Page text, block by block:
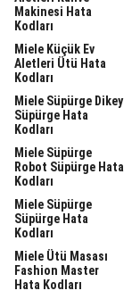
Makinesi Hata
Kodları
Miele Küçük Ev
Aletleri Ütü Hata
Kodları
Miele Süpürge Dikey
Süpürge Hata
Kodları
Miele Süpürge
Robot Süpürge Hata
Kodları
Miele Süpürge
Süpürge Hata
Kodları
Miele Ütü Masası
Fashion Master
Hata Kodları